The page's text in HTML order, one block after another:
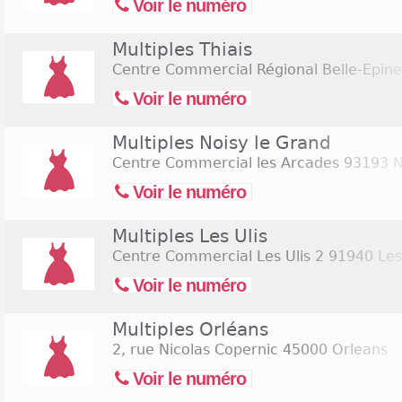
Voir le numéro
Multiples Thiais
Centre Commercial Régional Belle-
Voir le numéro
Multiples Noisy le Grand
Centre Commercial les Arcades 93193
Voir le numéro
Multiples Les Ulis
Centre Commercial Les Ulis 2 91940
Voir le numéro
Multiples Orléans
2, rue Nicolas Copernic 45000 Orleans
Voir le numéro